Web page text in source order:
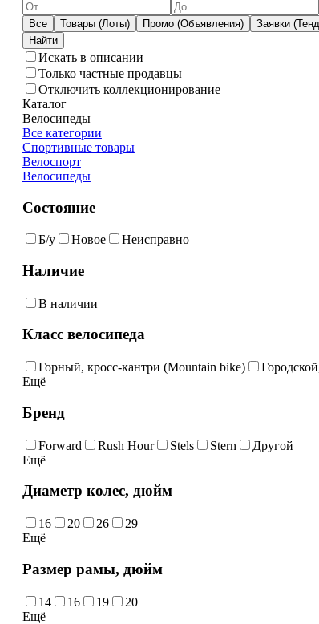
Все Товары (Лоты) Промо (Объявления) Заявки
Искать в описании
Только частные продавцы
Отключить коллекционирование
Каталог
Велосипеды
Все категории
Спортивные товары
Велоспорт
Велосипеды
Состояние
Б/у Новое Неисправно
Наличие
В наличии
Класс велосипеда
Горный, кросс-кантри (Мountain bike)
Ещё
Бренд
Forward Rush Hour Stels Stern
Другой
Ещё
Диаметр колес, дюйм
16 20 26
29
Ещё
Размер рамы, дюйм
14 16 19
20
Ещё